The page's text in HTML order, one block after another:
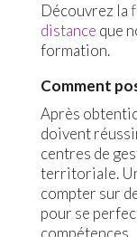
Découvrez la
distance que
formation.
Comment
Après
doivent
centres de
territoriale.
compter sur
pour se
compétences.